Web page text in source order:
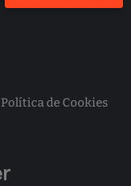
Política de Cookies